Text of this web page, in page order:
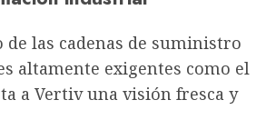
de las cadenas de suministro
altamente exigentes como el
a Vertiv una visión fresca y